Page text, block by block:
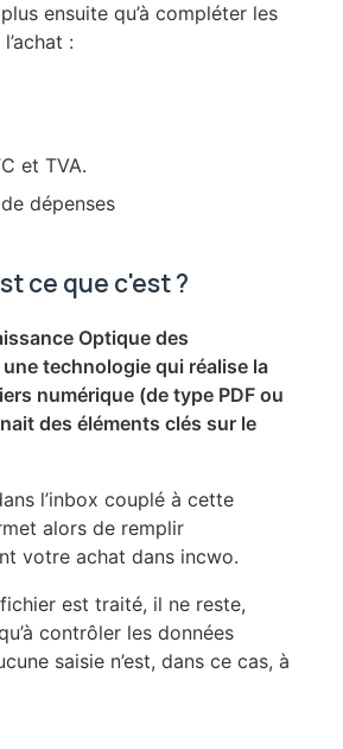
ensuite qu’à compléter les
:
et TVA.
dépenses
ce que c'est ?
Optique des
technologie qui réalise la
numérique (de type PDF ou
des éléments clés sur le
l’inbox couplé à cette
alors de remplir
votre achat dans incwo.
est traité, il ne reste,
contrôler les données
saisie n’est, dans ce cas, à